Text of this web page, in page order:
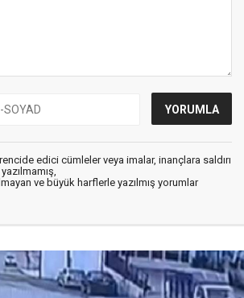
edici cümleler veya imalar, inançlara saldırı
ve büyük harflerle yazılmış yorumlar